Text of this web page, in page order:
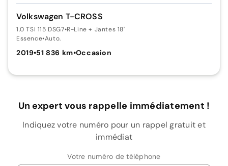
Volkswagen T-CROSS
1.0 TSI 115 DSG7•R-Line + Jantes 18"
Essence•Auto.
2019•51 836 km•Occasion
Un expert vous rappelle immédiatement !
Indiquez votre numéro pour un rappel gratuit et
immédiat
Votre numéro de téléphone